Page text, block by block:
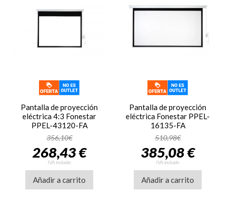
Pantalla de proyección
eléctrica 4:3 Fonestar
PPEL-43120-FA
356,10€
268,43 €
IVA incluido
Añadir a carrito
Pantalla de proyección
eléctrica Fonestar PPEL-
16135-FA
510,98€
385,08 €
IVA incluido
Añadir a carrito